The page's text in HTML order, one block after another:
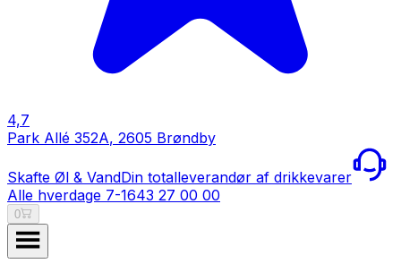
4,7
Park Allé 352A, 2605 Brøndby
Skafte Øl & VandDin totalleverandør af drikkevarer
Alle hverdage 7-1643 27 00 00
0